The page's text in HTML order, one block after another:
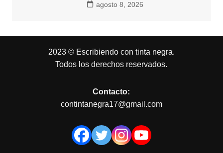
agosto 8, 2026
2023 © Escribiendo con tinta negra.
Todos los derechos reservados.
Contacto:
contintanegra17@gmail.com